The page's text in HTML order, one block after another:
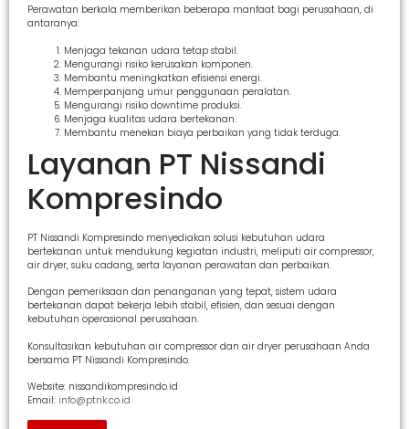
Perawatan berkala memberikan beberapa manfaat bagi perusahaan, di
antaranya:
Menjaga tekanan udara tetap stabil.
Mengurangi risiko kerusakan komponen.
Membantu meningkatkan efisiensi energi.
Memperpanjang umur penggunaan peralatan.
Mengurangi risiko downtime produksi.
Menjaga kualitas udara bertekanan.
Membantu menekan biaya perbaikan yang tidak terduga.
Layanan PT Nissandi
Kompresindo
PT Nissandi Kompresindo menyediakan solusi kebutuhan udara
bertekanan untuk mendukung kegiatan industri, meliputi air compressor,
air dryer, suku cadang, serta layanan perawatan dan perbaikan.
Dengan pemeriksaan dan penanganan yang tepat, sistem udara
bertekanan dapat bekerja lebih stabil, efisien, dan sesuai dengan
kebutuhan operasional perusahaan.
Konsultasikan kebutuhan air compressor dan air dryer perusahaan Anda
bersama PT Nissandi Kompresindo.
Website: nissandikompresindo.id
Email: info@ptnk.co.id